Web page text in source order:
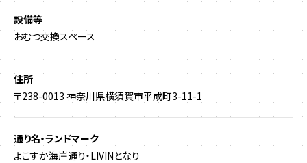
設備等
おむつ交換スペース
住所
〒238-0013 神奈川県横須賀市平成町3-11-1
通り名・ランドマーク
よこすか海岸通り・LIVINとなり